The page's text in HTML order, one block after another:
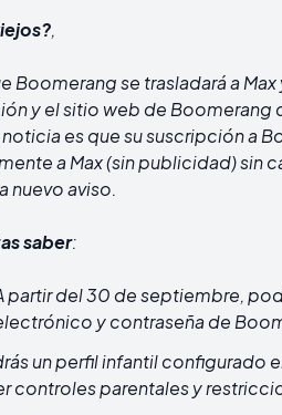
,
Boomerang se trasladará a
y el sitio web de Boomerang
es que su suscripción a
a Max (sin publicidad) sin
nuevo aviso.
saber:
partir del 30 de septiembre,
y contraseña de
un perfil infantil configurado
controles parentales y